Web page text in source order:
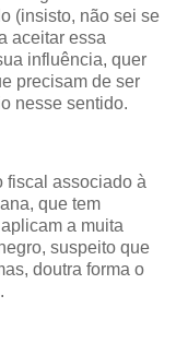
(insisto, não sei se
aceitar essa
influência, quer
precisam de ser
nesse sentido.
fiscal associado à
que tem
a muita
suspeito que
doutra forma o